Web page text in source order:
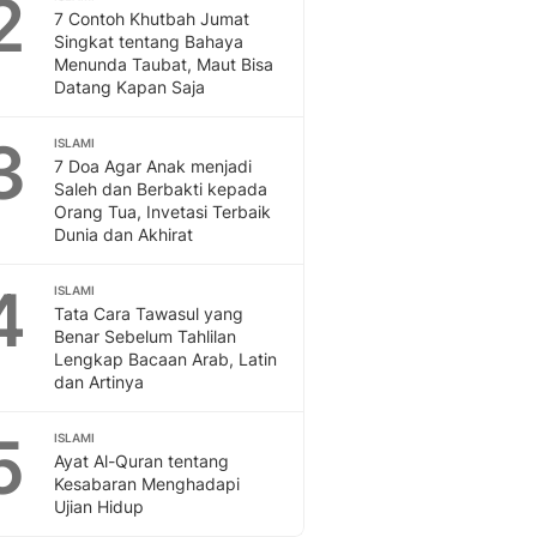
7 Contoh Khutbah Jumat
Singkat tentang Bahaya
Menunda Taubat, Maut Bisa
Datang Kapan Saja
ISLAMI
7 Doa Agar Anak menjadi
Saleh dan Berbakti kepada
Orang Tua, Invetasi Terbaik
Dunia dan Akhirat
ISLAMI
Tata Cara Tawasul yang
Benar Sebelum Tahlilan
Lengkap Bacaan Arab, Latin
dan Artinya
ISLAMI
Ayat Al-Quran tentang
Kesabaran Menghadapi
Ujian Hidup